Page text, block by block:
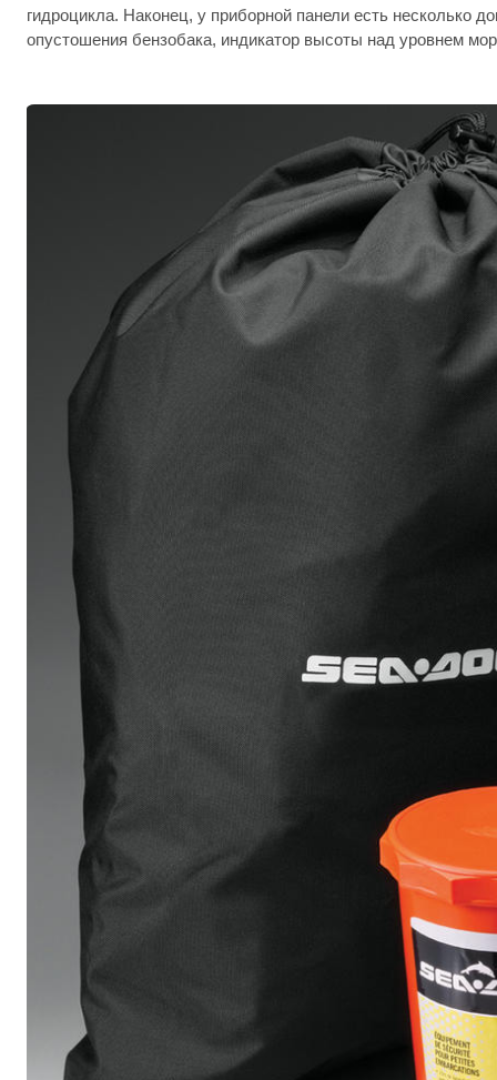
гидроцикла. Наконец, у приборной панели есть несколько
опустошения бензобака, индикатор высоты над уровнем